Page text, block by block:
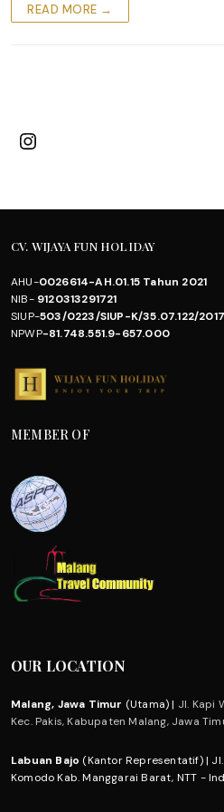
READ MORE →
Instagram
CV. WIJAYA FUN HOLIDAY
AHU-0026614-AH.01.15 Tahun 2021
NIB-9120313291721
SIUP-503/0223/SIUP-K/35.07.122/2017
NPWP-81.748.551.9-657.000
MEMBER OF
OUR LOCATION
Malang, Jawa Timur (Utama) | Jl. Kapi
Kec. Pakis, Kabupaten Malang, Jawa
Labuan Bajo (Kantor Representatif) |
Komodo Kab. Manggarai Barat, NTT -